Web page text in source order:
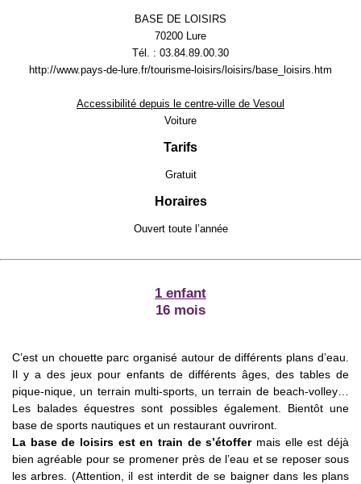
BASE DE LOISIRS
70200 Lure
Tél. : 03.84.89.00.30
http://www.pays-de-lure.fr/tourisme-loisirs/loisirs/base_loisirs.htm
Accessibilité depuis le centre-ville de Vesoul
Voiture
Tarifs
Gratuit
Horaires
Ouvert toute l’année
1 enfant
16 mois
C’est un chouette parc organisé autour de différents plans d’eau.
Il y a des jeux pour enfants de différents âges, des tables de
pique-nique, un terrain multi-sports, un terrain de beach-volley…
Les balades équestres sont possibles également. Bientôt une
base de sports nautiques et un restaurant ouvriront.
La base de loisirs est en train de s’étoffermais elle est déjà
bien agréable pour se promener près de l’eau et se reposer sous
les arbres. (Attention, il est interdit de se baigner dans les plans